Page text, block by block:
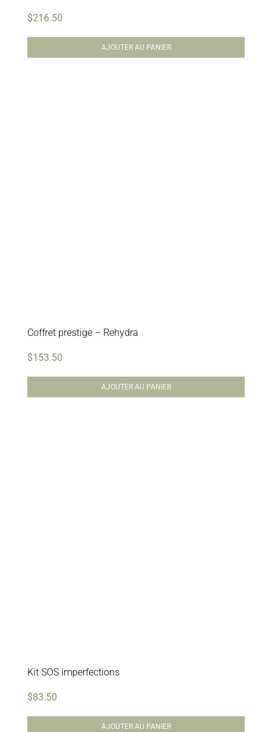
$216.50
AJOUTER AU PANIER
Coffret prestige – Rehydra
$153.50
AJOUTER AU PANIER
Kit SOS imperfections
$83.50
AJOUTER AU PANIER